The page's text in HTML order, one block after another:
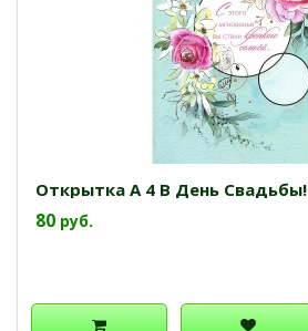
Открытка А 4 В День Свадьбы!
80 руб.